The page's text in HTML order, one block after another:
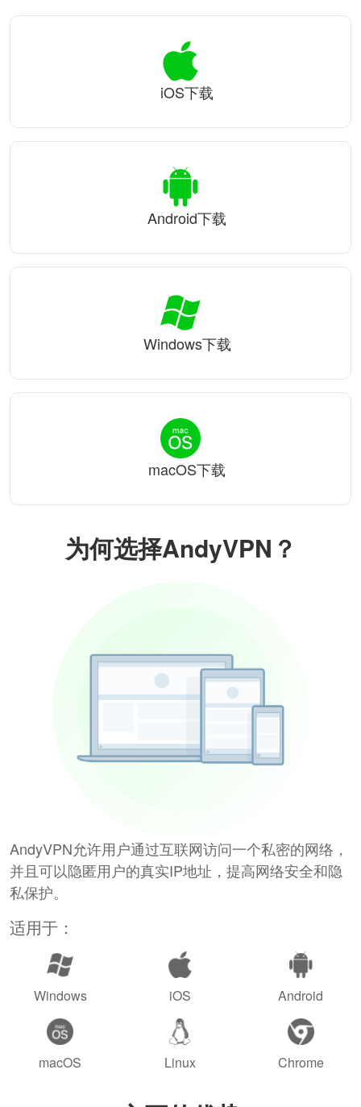
为何选择AndyVPN？
AndyVPN允许用户通过互联网访问一个私密的网络，
并且可以隐匿用户的真实IP地址，提高网络安全和隐
私保护。
适用于：
Windows iOS Android
macOS Linux Chrome
iOS下载
Android下载
Windows下载
macOS下载